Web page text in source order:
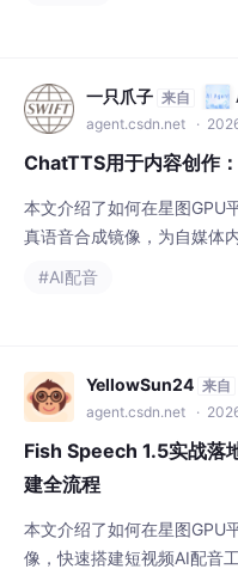
一只爪子 来自
agent.csdn.net ·
ChatTTS用于内容创作
本文介绍了如何在星图
真语音合成镜像，为自媒体
台简化了部署流程，用户可
#AI配音
YellowSun24 来自
agent.csdn.net ·
Fish Speech 1.5实战落
建全流程
本文介绍了如何在星图
像，快速搭建短视频AI配音